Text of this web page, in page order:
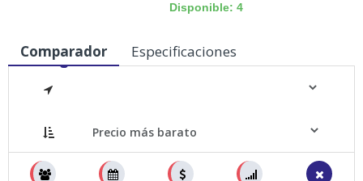
Disponible: 4
Comparador Especificaciones